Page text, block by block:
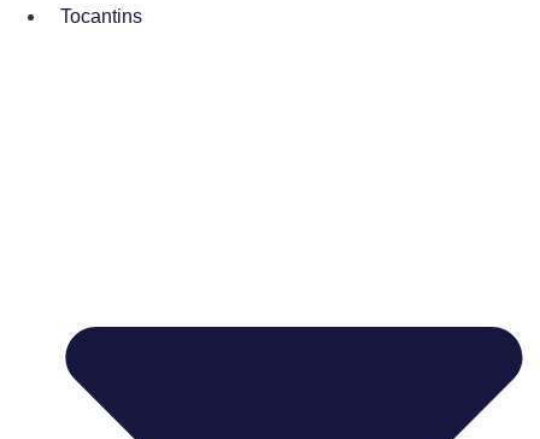
Tocantins